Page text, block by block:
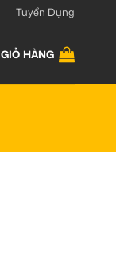
Tuyển Dụng
GIỎ HÀNG